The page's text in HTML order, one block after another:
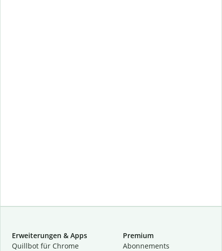
Erweiterungen & Apps
Quillbot für Chrome
Premium
Abon­ne­ments